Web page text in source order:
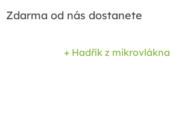
Zdarma od nás dostanete
+ Hadřík z mikrovlákna